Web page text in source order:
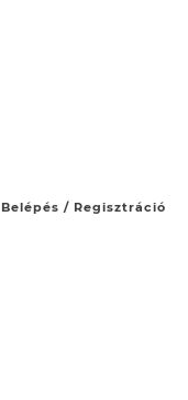
Belépés / Regisztráció